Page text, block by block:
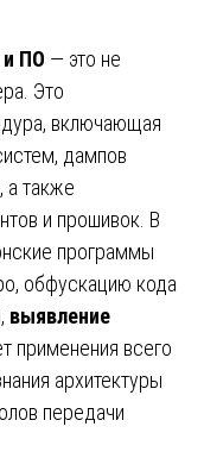
и ПО — это не
Это
включающая
дампов
а также
и прошивок. В
программы
обфускацию кода
выявление
применения всего
архитектуры
передачи